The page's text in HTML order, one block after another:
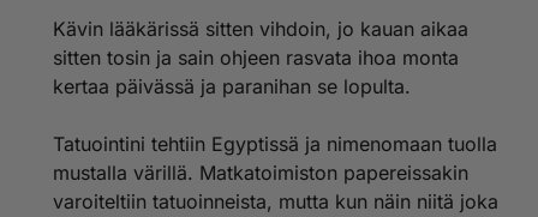
Kävin lääkärissä sitten vihdoin, jo kauan aikaa
sitten tosin ja sain ohjeen rasvata ihoa monta
kertaa päivässä ja paranihan se lopulta.
Tatuointini tehtiin Egyptissä ja nimenomaan tuolla
mustalla värillä. Matkatoimiston papereissakin
varoiteltiin tatuoinneista, mutta kun näin niitä joka